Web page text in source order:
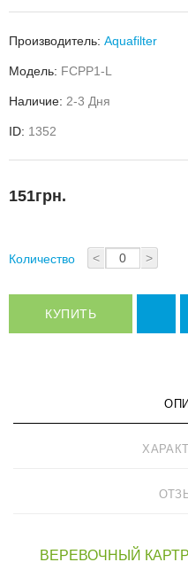
Производитель: Aquafilter
Модель: FCPP1-L
Наличие: 2-3 Дня
ID: 1352
151грн.
Количество < >
КУПИТЬ
ВЕРЕВОЧНЫЙ